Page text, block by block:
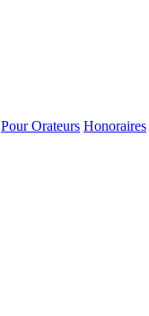
Pour Orateurs Honoraires